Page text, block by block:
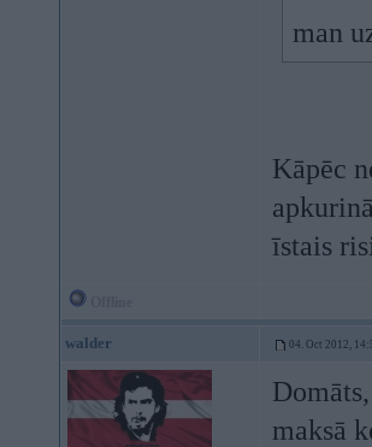
man
Kāpēc
īstais
walder 04. Oct 2012,
maksā